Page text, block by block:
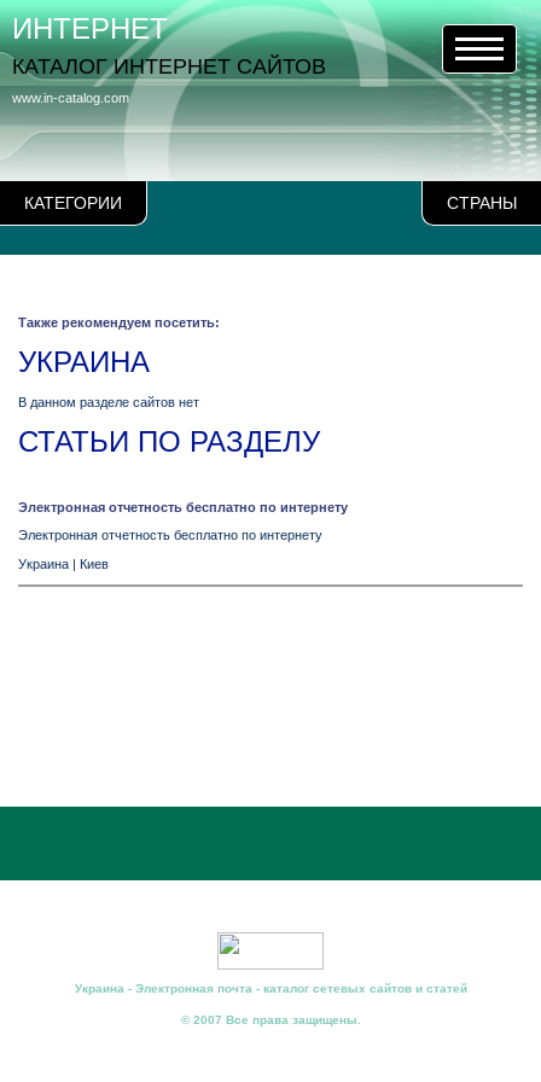
КАТЕГОРИИ СТРАНЫ
www.in-catalog.com
ИНТЕРНЕТ
КАТАЛОГ ИНТЕРНЕТ САЙТОВ
Также рекомендуем посетить:
УКРАИНА
В данном разделе сайтов нет
СТАТЬИ ПО РАЗДЕЛУ
Электронная отчетность бесплатно по интернету
Электронная отчетность бесплатно по интернету
Украина | Киев
Украина - Электронная почта - каталог сетевых сайтов и статей
© 2007 Все права защищены.